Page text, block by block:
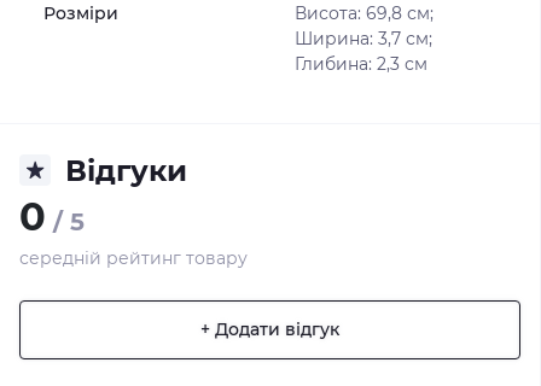
Розміри
Висота: 69,8 см;
Ширина: 3,7 см;
Глибина: 2,3 см
Відгуки
0 / 5
середній рейтинг товару
+ Додати відгук